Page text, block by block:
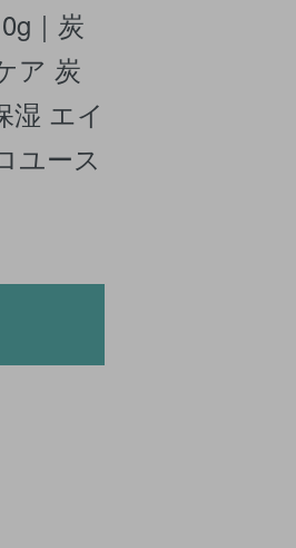
｜炭
ア 炭
湿 エイ
ユース